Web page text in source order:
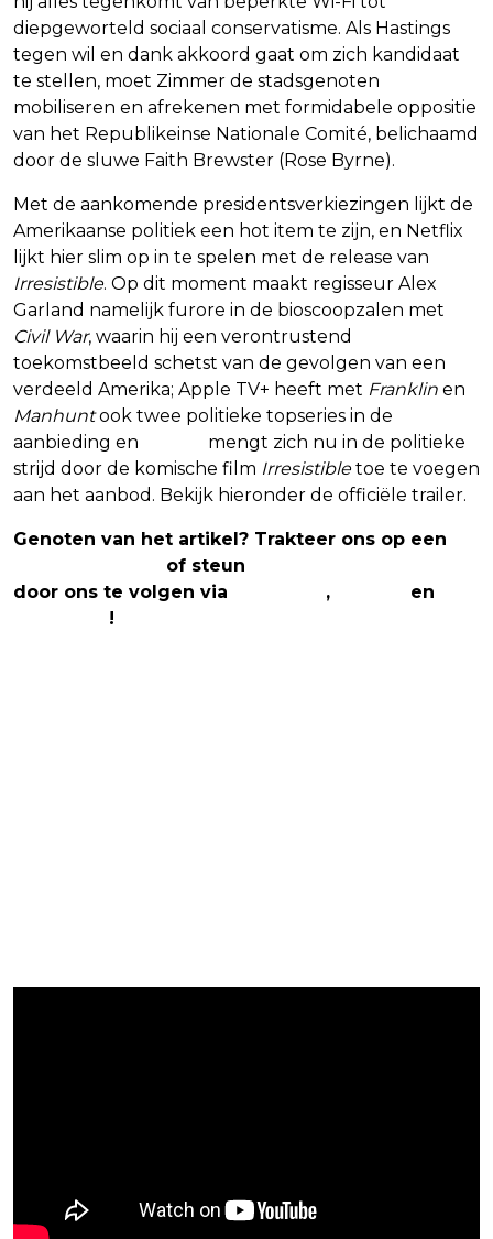
diepgeworteld sociaal conservatisme. Als Hastings
tegen wil en dank akkoord gaat om zich kandidaat
te stellen, moet Zimmer de stadsgenoten
mobiliseren en afrekenen met formidabele oppositie
van het Republikeinse Nationale Comité, belichaamd
door de sluwe Faith Brewster (Rose Byrne).
Met de aankomende presidentsverkiezingen lijkt de
Amerikaanse politiek een hot item te zijn, en Netflix
lijkt hier slim op in te spelen met de release van
Irresistible. Op dit moment maakt regisseur Alex
Garland namelijk furore in de bioscoopzalen met
Civil War, waarin hij een verontrustend
toekomstbeeld schetst van de gevolgen van een
verdeeld Amerika; Apple TV+ heeft met Franklin en
Manhuntook twee politieke topseries in de
aanbieding en
mengt zich nu in de politieke
strijd door de komische film Irresistibletoe te voegen
aan het aanbod. Bekijk hieronder de officiële trailer.
Genoten van het artikel? Trakteer ons op een
of steun
door ons te volgen via
,
en
!